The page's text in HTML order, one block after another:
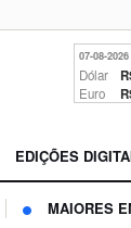
07-08-2026
Dólar
Euro
EDIÇÕES
MAIORES